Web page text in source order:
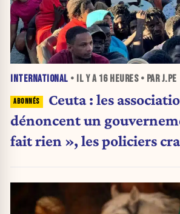
INTERNATIONAL • IL Y A 16 HEURES• PAR J.PE
Ceuta : les
dénoncent un
fait rien », les policiers